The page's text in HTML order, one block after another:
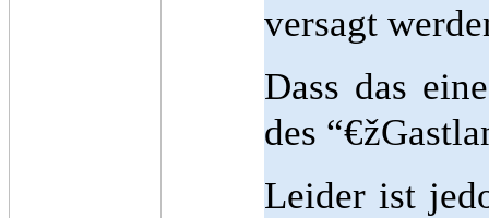
versagt
Dass das
des
Leider ist